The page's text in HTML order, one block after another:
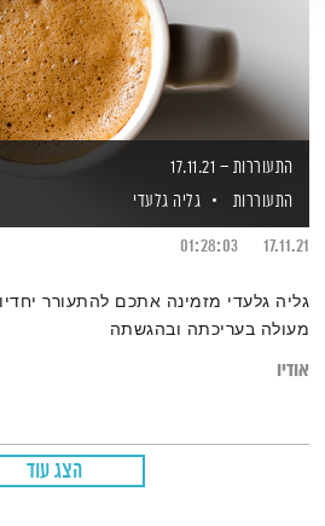
התעוררות – 17.11.21
התעוררות
גליה גלעדי
17.11.21
01:28:03
גליה גלעדי מזמינה אתכם להתעורר
מעולה בעריכתה ובהגשתה
אודיו
הצג עוד